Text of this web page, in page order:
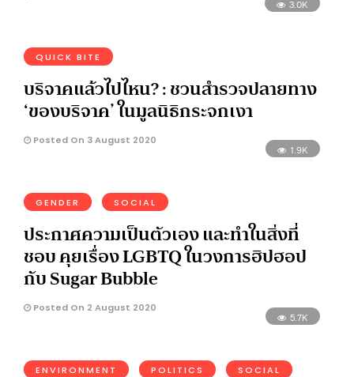
3.0K
QUICK BITE
บริจาคแล้วไปไหน? : ชวนสำรวจปลายทาง
‘ของบริจาค’ ในมูลนิธิกระจกเงา
Posted On 3 August 2020
1.9K
GENDER SOCIAL
ประกาศความเป็นตัวเอง และทำในสิ่งที่
ชอบ คุยเรื่อง LGBTQ ในวงการฮิปฮอป
กับ Sugar Bubble
Posted On 2 August 2020
5.7K
ENVIRONMENT POLITICS SOCIAL